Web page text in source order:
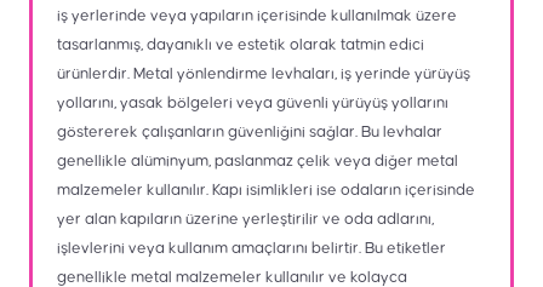
iş yerlerinde veya yapıların içerisinde kullanılmak üzere
tasarlanmış, dayanıklı ve estetik olarak tatmin edici
ürünlerdir. Metal yönlendirme levhaları, iş yerinde yürüyüş
yollarını, yasak bölgeleri veya güvenli yürüyüş yollarını
göstererek çalışanların güvenliğini sağlar. Bu levhalar
genellikle alüminyum, paslanmaz çelik veya diğer metal
malzemeler kullanılır. Kapı isimlikleri ise odaların içerisinde
yer alan kapıların üzerine yerleştirilir ve oda adlarını,
işlevlerini veya kullanım amaçlarını belirtir. Bu etiketler
genellikle metal malzemeler kullanılır ve kolayca